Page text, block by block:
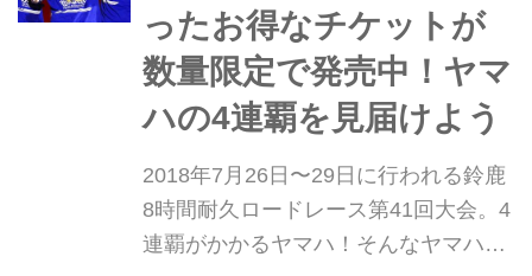
します！
ったお得なチケットが
数量限定で発売中！ヤマ
ハの4連覇を見届けよう
2018年7月26日〜29日に行われる鈴鹿
8時間耐久ロードレース第41回大会。4
連覇がかかるヤマハ！そんなヤマハの